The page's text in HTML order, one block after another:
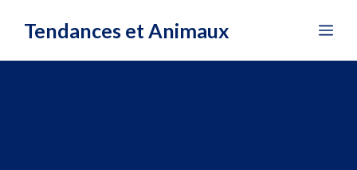
Tendances et Animaux